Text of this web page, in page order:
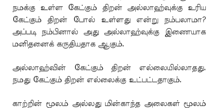
நமக்கு உள்ள கேட்கும் திறன் அல்லாஹ்வுக்கு உரிய
கேட்கும் திறன் போல் உள்ளது என்று நம்பலாமா?
அப்படி நம்பினால் அது அல்லாஹ்வுக்கு இணையாக
மனிதனைக் கருதியதாக ஆகும்.
அல்லாஹ்வின் கேட்கும் திறன் எல்லையில்லாதது.
நமது கேட்கும் திறன் எல்லைக்கு உட்பட்டதாகும்.
காற்றின் மூலம் அல்லது மின்காந்த அலைகள் மூலம்